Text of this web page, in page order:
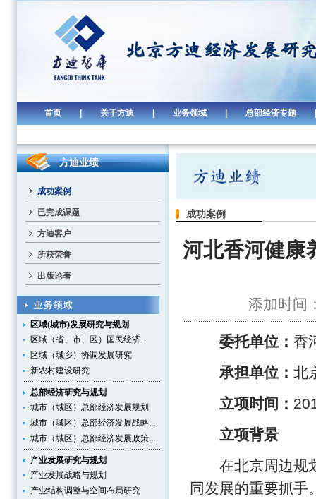
首页 | 关于方迪 | 业务领域 | 总部经济专题 |
方迪业绩
成功案例
已完成课题
方迪客户
所获荣誉
出版论著
区域(城市)发展研究与规划
区域（省、市、区）国民经济...
区域（城乡）协调发展研究
新农村建设研究
总部经济研究与规划
城市（城区）总部经济发展规划
城市（城区）总部经济发展战略...
城市（城区）总部经济发展政策...
产业发展研究与规划
产业发展战略与规划
产业结构调整与空间布局研究
成功案例
河北香河健康
添加时间
委托单位： 香
承担单位： 北
立项时间：
立项背景
在北京周边规划
同发展的重要抓手